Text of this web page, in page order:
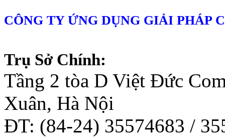
CÔNG TY ỨNG DỤNG GIẢI PHÁP
Trụ Sở Chính:
Tầng 2 tòa D Việt Đức
Xuân, Hà Nội
ĐT: (84-24) 35574683 /